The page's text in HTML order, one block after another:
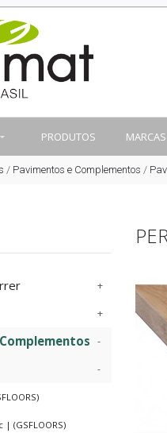
PRODUTOS MARCAS
/ Pavimentos e Complementos /
| (GSFLOORS)